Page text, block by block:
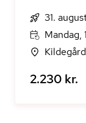
31.
Mandag,
2.230 kr.